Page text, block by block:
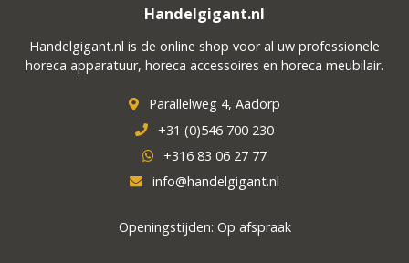
Handelgigant.nl
Handelgigant.nl is de online shop voor al uw professionele
horeca apparatuur, horeca accessoires en horeca meubilair.
Parallelweg 4, Aadorp
+31 (0)546 700 230
+316 83 06 27 77
info@handelgigant.nl
Openingstijden: Op afspraak